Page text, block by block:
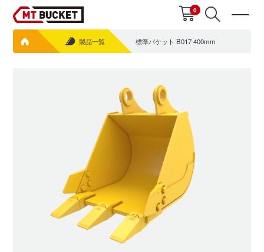
0
製品一覧 標準バケット B017 400mm